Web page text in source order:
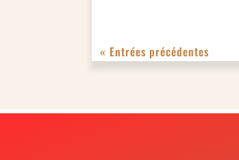
« Entrées précédentes